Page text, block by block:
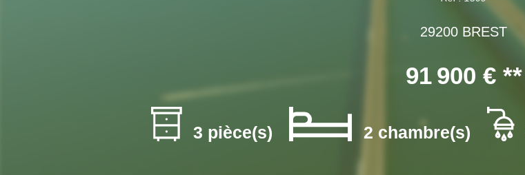
29200 BREST
91 900 € **
3 pièce(s) 2 chambre(s)